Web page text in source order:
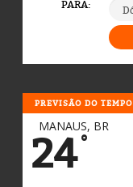
PREVISÃO DO TEMPO
MANAUS, BR
24°